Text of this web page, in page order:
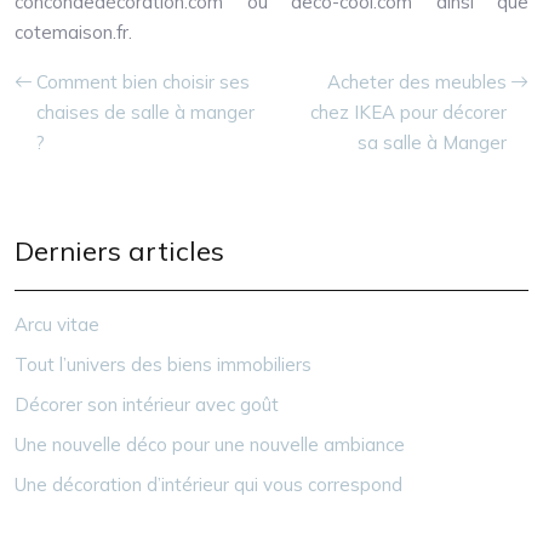
cotemaison.fr.
Comment bien choisir ses
chaises de salle à manger
?
Acheter des meubles
chez IKEA pour décorer
sa salle à Manger
Derniers articles
Arcu vitae
Tout l’univers des biens immobiliers
Décorer son intérieur avec goût
Une nouvelle déco pour une nouvelle ambiance
Une décoration d’intérieur qui vous correspond